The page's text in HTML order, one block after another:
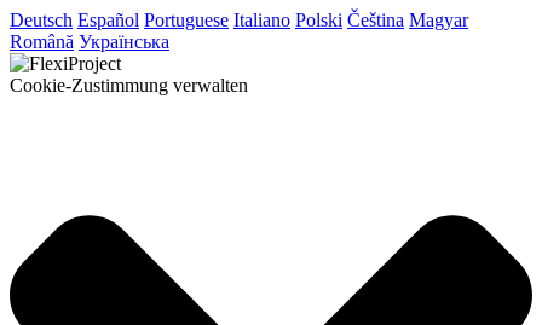
Deutsch Español Portuguese Italiano Polski Čeština Magyar
Română Українська
Cookie-Zustimmung verwalten